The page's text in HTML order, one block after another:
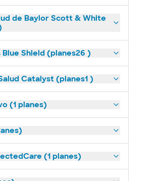
de Baylor Scott & White
Blue Shield (planes26 )
Catalyst (planes1 )
(1 planes)
(1 planes)